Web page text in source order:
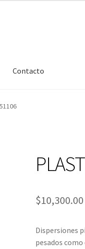
Contacto
$10,300.00
Dispersiones
pesados